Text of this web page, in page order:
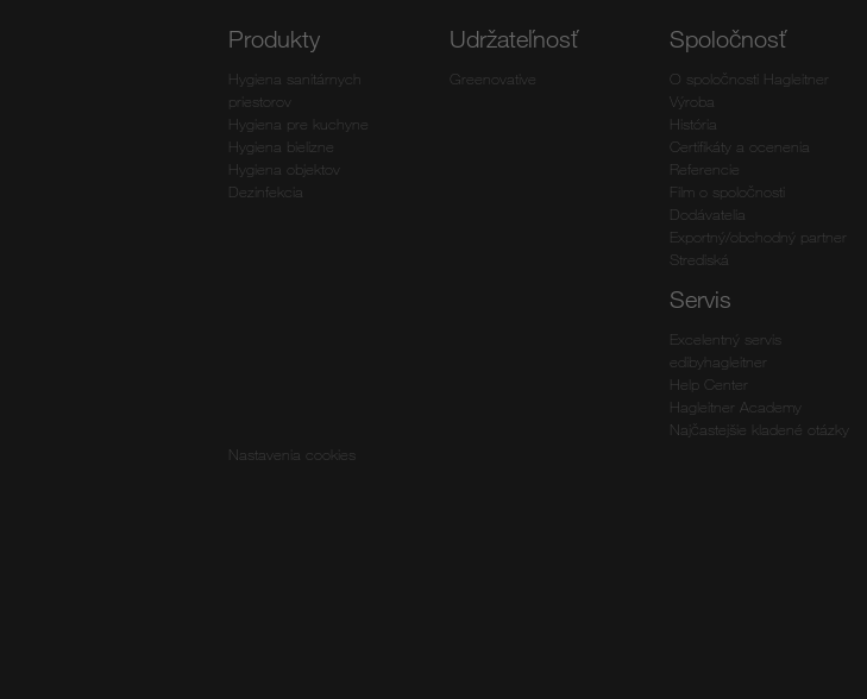
Produkty
Hygiena sanitárnych
priestorov
Hygiena pre kuchyne
Hygiena bielizne
Hygiena objektov
Dezinfekcia
Udržateľnosť
Greenovative
Spoločnosť
O spoločnosti Hagleitner
Výroba
História
Certifikáty a ocenenia
Referencie
Film o spoločnosti
Dodávatelia
Exportný/obchodný partner
Strediská
Servis
Excelentný servis
edibyhagleitner
Help Center
Hagleitner Academy
Najčastejšie kladené otázky
Nastavenia cookies